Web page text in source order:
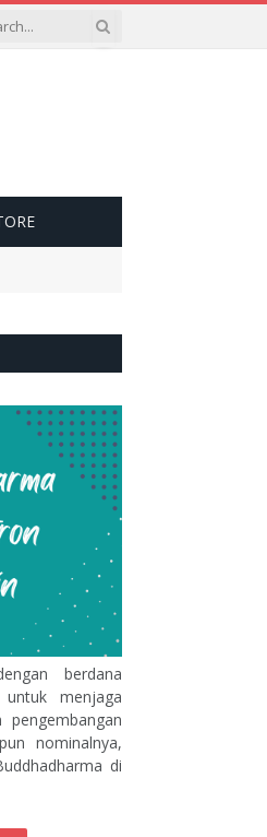
berdana
menjaga
pengembangan
nominalnya,
di